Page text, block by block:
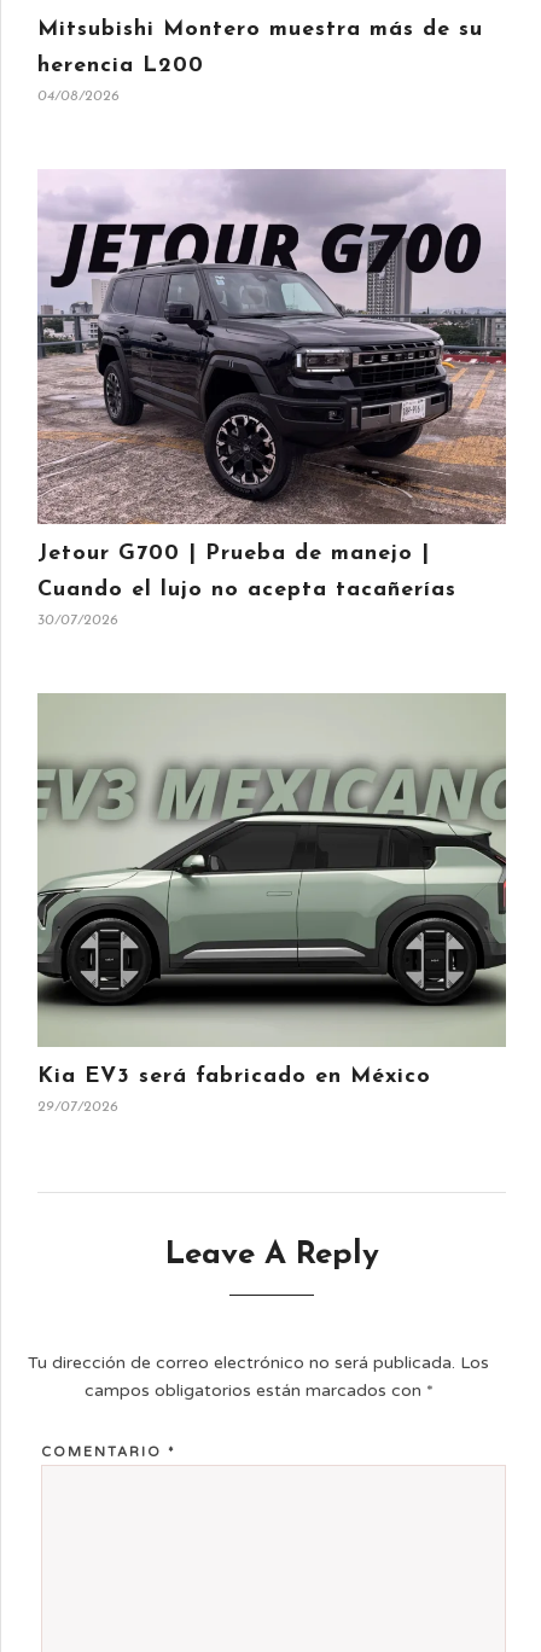
Mitsubishi Montero muestra más de su
herencia L200
04/08/2026
Jetour G700 | Prueba de manejo |
Cuando el lujo no acepta tacañerías
30/07/2026
Kia EV3 será fabricado en México
29/07/2026
Leave A Reply
Tu dirección de correo electrónico no será publicada. Los
campos obligatorios están marcados con *
COMENTARIO *